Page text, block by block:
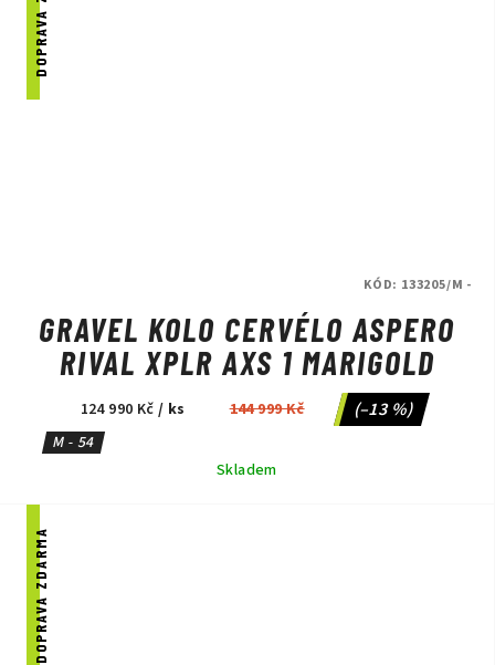
GRAVEL KOLO CERVÉLO ASPERO
RIVAL XPLR AXS 1 MARIGOLD
124 990 Kč / ks 144 999 Kč (–13 %)
M - 54
Skladem
KÓD: 133205/M -
DOPRAVA ZDARMA